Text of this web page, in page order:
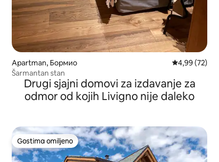
Apartman, Бормио Prosečna
4,99 (72)
Šarmantan stan
Drugi sjajni domovi za izdavanje za
odmor od kojih Livigno nije daleko
Gostima omiljeno
Gostima omiljeno